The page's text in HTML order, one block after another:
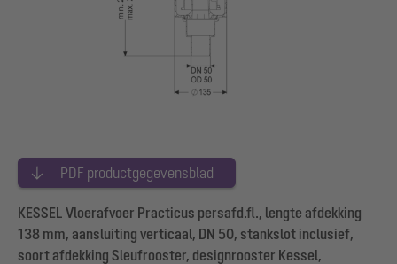
PDF productgegevensblad
KESSEL Vloerafvoer Practicus persafd.fl., lengte afdekking
138 mm, aansluiting verticaal, DN 50, stankslot inclusief,
soort afdekking Sleufrooster, designrooster Kessel,